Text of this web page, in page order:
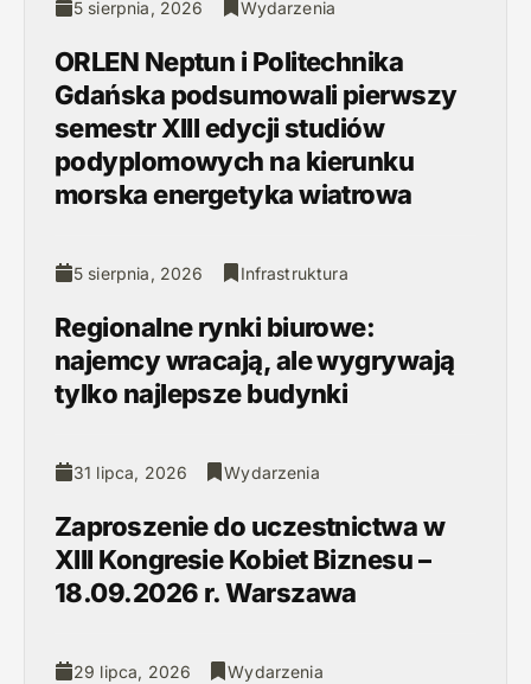
5 sierpnia, 2026 Wydarzenia
ORLEN Neptun i Politechnika
Gdańska podsumowali pierwszy
semestr XIII edycji studiów
podyplomowych na kierunku
morska energetyka wiatrowa
5 sierpnia, 2026 Infrastruktura
Regionalne rynki biurowe:
najemcy wracają, ale wygrywają
tylko najlepsze budynki
31 lipca, 2026 Wydarzenia
Zaproszenie do uczestnictwa w
XIII Kongresie Kobiet Biznesu –
18.09.2026 r. Warszawa
29 lipca, 2026 Wydarzenia